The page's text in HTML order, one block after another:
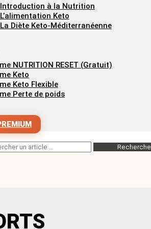
Introduction à la Nutrition
Keto
Diète Keto-Méditerranéenne
NUTRITION RESET (Gratuit)
Keto
Keto Flexible
Perte de poids